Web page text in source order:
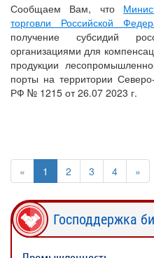
Сообщаем Вам, что
торговли Российской
получение субсидий
организациями для
продукции
порты на территории
РФ № 1215 от 26.07 2023 г.
« 1 2 3 4 »
Господдержка